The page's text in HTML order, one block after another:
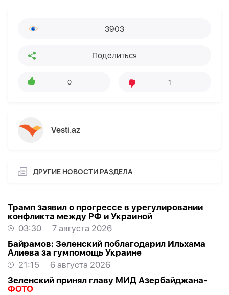
3903
Поделиться
0 1
Vesti.az
ДРУГИЕ НОВОСТИ РАЗДЕЛА
Трамп заявил о прогрессе в урегулировании
конфликта между РФ и Украиной
03:30
7 августа 2026
Байрамов: Зеленский поблагодарил Ильхама
Алиева за гумпомощь Украине
21:15
6 августа 2026
Зеленский принял главу МИД Азербайджана-
ФОТО